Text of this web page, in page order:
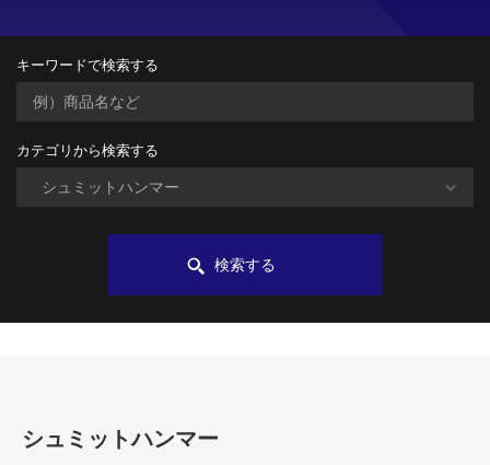
キーワードで検索する
カテゴリから検索する
検索する
シュミットハンマー